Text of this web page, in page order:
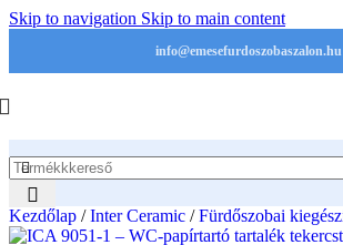
Skip to navigation Skip to main content
info@emesefurdoszobaszalon.hu
Kezdőlap / Inter Ceramic / Fürdőszobai